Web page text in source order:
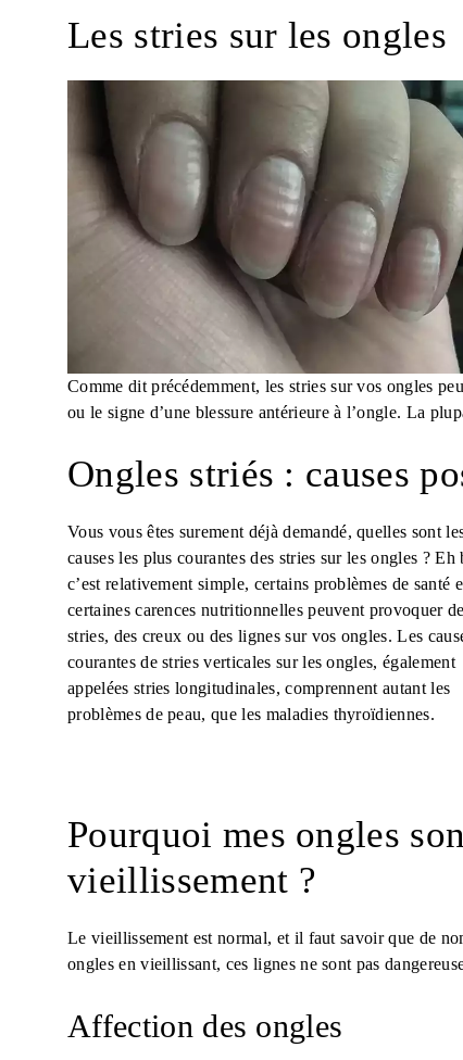
Les stries sur les ongles
Comme dit précédemment, les stries sur vos ongles
ou le signe d’une blessure antérieure à l’ongle. La
Ongles striés : causes
Vous vous êtes surement déjà demandé, quelles sont
causes les plus courantes des stries sur les ongles ? Eh
c’est relativement simple, certains problèmes de santé
certaines carences nutritionnelles peuvent provoquer
stries, des creux ou des lignes sur vos ongles. Les
courantes de stries verticales sur les ongles, également
appelées stries longitudinales, comprennent autant les
problèmes de peau, que les maladies thyroïdiennes.
Pourquoi mes ongles
vieillissement ?
Le vieillissement est normal, et il faut savoir que de
ongles en vieillissant, ces lignes ne sont pas
Affection des ongles